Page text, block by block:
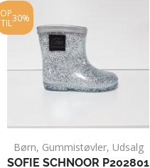
OP
TIL 30%
Børn, Gummistøvler, Udsalg
SOFIE SCHNOOR P202801